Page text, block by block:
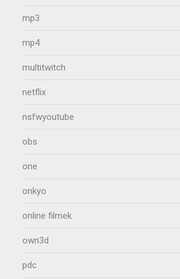
mp3
mp4
multitwitch
netflix
nsfwyoutube
obs
one
onkyo
online filmek
own3d
pdc